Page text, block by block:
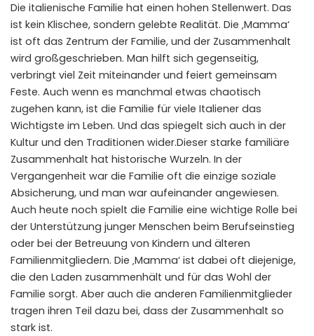
Die italienische Familie hat einen hohen Stellenwert. Das
ist kein Klischee, sondern gelebte Realität. Die ‚Mamma‘
ist oft das Zentrum der Familie, und der Zusammenhalt
wird großgeschrieben. Man hilft sich gegenseitig,
verbringt viel Zeit miteinander und feiert gemeinsam
Feste. Auch wenn es manchmal etwas chaotisch
zugehen kann, ist die Familie für viele Italiener das
Wichtigste im Leben. Und das spiegelt sich auch in der
Kultur und den Traditionen wider.Dieser starke familiäre
Zusammenhalt hat historische Wurzeln. In der
Vergangenheit war die Familie oft die einzige soziale
Absicherung, und man war aufeinander angewiesen.
Auch heute noch spielt die Familie eine wichtige Rolle bei
der Unterstützung junger Menschen beim Berufseinstieg
oder bei der Betreuung von Kindern und älteren
Familienmitgliedern. Die ‚Mamma‘ ist dabei oft diejenige,
die den Laden zusammenhält und für das Wohl der
Familie sorgt. Aber auch die anderen Familienmitglieder
tragen ihren Teil dazu bei, dass der Zusammenhalt so
stark ist.